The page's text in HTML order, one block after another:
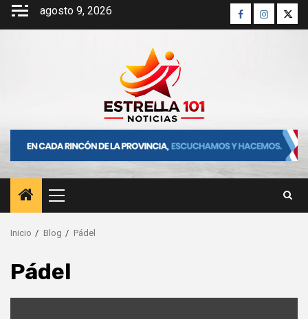
Saltar
agosto 9, 2026 Facebook
Instagram
Menú
principal
Inicio Blog Pádel
Pádel